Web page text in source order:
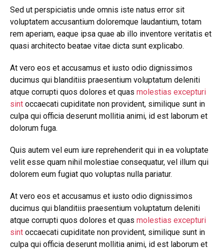
Sed ut perspiciatis unde omnis iste natus error sit
voluptatem accusantium doloremque laudantium, totam
rem aperiam, eaque ipsa quae ab illo inventore veritatis et
quasi architecto beatae vitae dicta sunt explicabo.
At vero eos et accusamus et iusto odio dignissimos
ducimus qui blanditiis praesentium voluptatum deleniti
atque corrupti quos dolores et quas molestias excepturi
sint occaecati cupiditate non provident, similique sunt in
culpa qui officia deserunt mollitia animi, id est laborum et
dolorum fuga.
Quis autem vel eum iure reprehenderit qui in ea voluptate
velit esse quam nihil molestiae consequatur, vel illum qui
dolorem eum fugiat quo voluptas nulla pariatur.
At vero eos et accusamus et iusto odio dignissimos
ducimus qui blanditiis praesentium voluptatum deleniti
atque corrupti quos dolores et quas molestias excepturi
sint occaecati cupiditate non provident, similique sunt in
culpa qui officia deserunt mollitia animi, id est laborum et